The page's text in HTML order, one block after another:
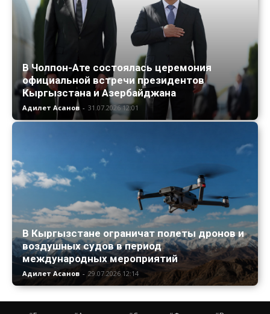
В Чолпон-Ате состоялась церемония
официальной встречи президентов
Кыргызстана и Азербайджана
Адилет Асанов - 31.07.2026 12:01
В Кыргызстане ограничат полеты дронов и
воздушных судов в период
международных мероприятий
Адилет Асанов - 29.07.2026 12:14